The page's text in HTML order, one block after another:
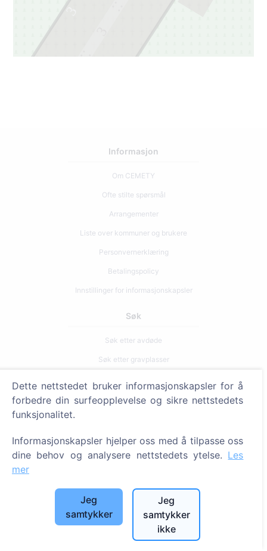
3
Informasjon
Om CEMETY
Ofte stilte spørsmål
Arrangementer
Liste over kommuner og brukere
Personvernerklæring
Betalingspolicy
Innstillinger for informasjonskapsler
Søk
Søk etter avdøde
Søk etter gravplasser
Tjenester
SIA "CEMETY", LV40103618951
371 29144816
Vi opererer over hele landet!
Dette nettstedet bruker informasjonskapsler for å
forbedre din surfeopplevelse og sikre nettstedets
funksjonalitet.
Informasjonskapsler hjelper oss med å tilpasse oss
dine behov og analysere nettstedets ytelse. Les
mer
Jeg
samtykker
Jeg
samtykker
ikke